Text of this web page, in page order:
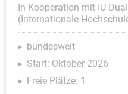
In Kooperation mit IU
(Internationale
bundesweit
Start: Oktober 2026
Freie Plätze: 1